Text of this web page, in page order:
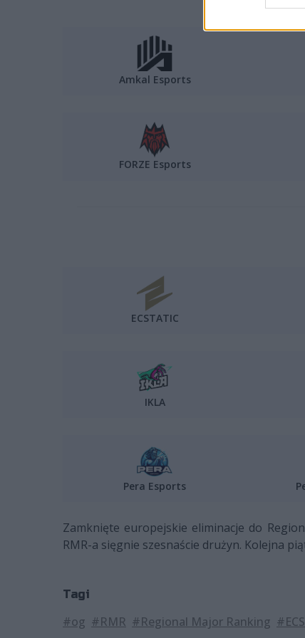
Amkal Esports
FORZE Esports
ECSTATIC
IKLA
Pera Esports
Zamknięte europejskie eliminacje do
RMR-a sięgnie szesnaście drużyn. Kolejna
Tagi
#og #RMR #Regional Major Ranking